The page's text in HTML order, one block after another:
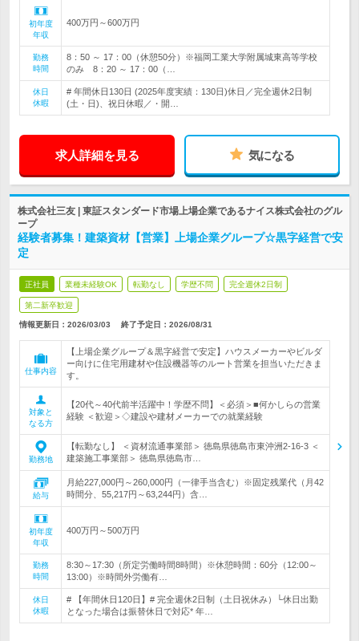
初年度
年収
400万円～600万円
勤務
時間
8：50 ～ 17：00（休憩50分）※福岡工業大学附属城東高等学校
のみ 8：20 ～ 17：00（…
休日
休暇
# 年間休日130日 (2025年度実績：130日)休日／完全週休2日制
(土・日)、祝日休暇／・開…
求人詳細を見る 気になる
株式会社三友 | 東証スタンダード市場上場企業であるナイス株式会社のグル
ープ
経験者募集！建築資材【営業】上場企業グループ☆黒字経営で安
定
正社員 業種未経験OK 転勤なし 学歴不問 完全週休2日制
第二新卒歓迎
情報更新日：2026/03/03 終了予定日： 2026/08/31
仕事内容
【上場企業グループ＆黒字経営で安定】ハウスメーカーやビルダ
ー向けに住宅用建材や住設機器等のルート営業を担当いただきま
す。
対象と
なる方
【20代～40代前半活躍中！学歴不問】＜必須＞■何かしらの営業
経験 ＜歓迎＞◇建設や建材メーカーでの就業経験
勤務地
【転勤なし】 ＜資材流通事業部＞ 徳島県徳島市東沖洲2-16-3 ＜
建築施工事業部＞ 徳島県徳島市…
給与
月給227,000円～260,000円（一律手当含む）※固定残業代（月42
時間分、55,217円～63,244円）含…
初年度
年収
400万円～500万円
勤務
時間
8:30～17:30（所定労働時間8時間）※休憩時間：60分（12:00～
13:00）※時間外労働有…
休日
休暇
# 【年間休日120日】# 完全週休2日制（土日祝休み）└休日出勤
となった場合は振替休日で対応* 年…